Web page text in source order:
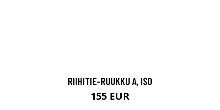
RIIHITIE-RUUKKU A, ISO
155 EUR